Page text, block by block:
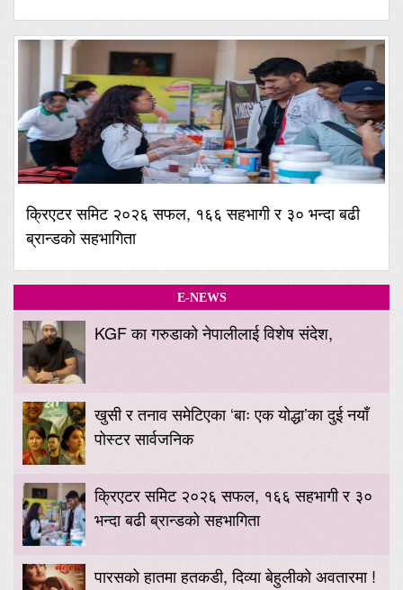
क्रिएटर समिट २०२६ सफल, १६६ सहभागी र ३० भन्दा बढी
ब्रान्डको सहभागिता
E-NEWS
KGF का गरुडाको नेपालीलाई विशेष संदेश,
खुसी र तनाव समेटिएका ‘बाः एक योद्धा’का दुई नयाँ
पोस्टर सार्वजनिक
क्रिएटर समिट २०२६ सफल, १६६ सहभागी र ३०
भन्दा बढी ब्रान्डको सहभागिता
पारसको हातमा हतकडी, दिव्या बेहुलीको अवतारमा !